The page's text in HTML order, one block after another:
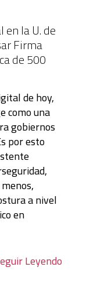
la U. de
Firma
de 500
de hoy,
como una
gobiernos
por esto
a nivel
en
Leyendo